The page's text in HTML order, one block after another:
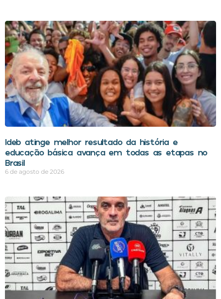
Ideb atinge melhor resultado da história e
educação básica avança em todas as etapas no
Brasil
6 de agosto de 2026